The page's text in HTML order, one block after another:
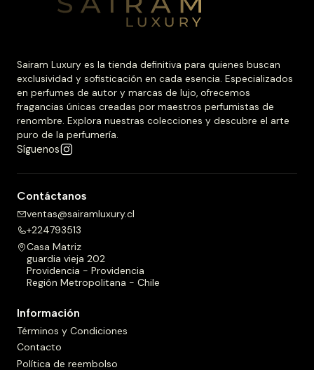
Sairam Luxury es la tienda definitiva para quienes buscan
exclusividad y sofisticación en cada esencia. Especializados
en perfumes de autor y marcas de lujo, ofrecemos
fragancias únicas creadas por maestros perfumistas de
renombre. Explora nuestras colecciones y descubre el arte
puro de la perfumería.
Síguenos
Contáctanos
ventas@sairamluxury.cl
+224793513
Casa Matriz
guardia vieja 202
Providencia - Providencia
Región Metropolitana - Chile
Información
Términos y Condiciones
Contacto
Política de reembolso